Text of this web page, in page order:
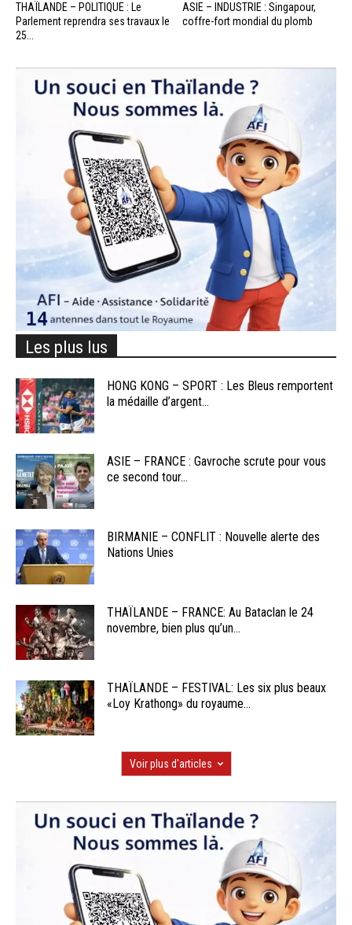
THAÏLANDE – POLITIQUE : Le
Parlement reprendra ses travaux le
25...
ASIE – INDUSTRIE : Singapour,
coffre-fort mondial du plomb
Les plus lus
HONG KONG – SPORT : Les Bleus remportent
la médaille d’argent...
ASIE – FRANCE : Gavroche scrute pour vous
ce second tour...
BIRMANIE – CONFLIT : Nouvelle alerte des
Nations Unies
THAÏLANDE – FRANCE: Au Bataclan le 24
novembre, bien plus qu’un...
THAÏLANDE – FESTIVAL: Les six plus beaux
«Loy Krathong» du royaume...
Voir plus d'articles